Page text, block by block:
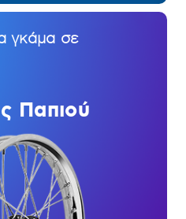
γκάμα σε
Παπιού